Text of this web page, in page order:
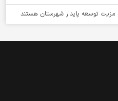
مزیت توسعه پایدار شهرستان هستند